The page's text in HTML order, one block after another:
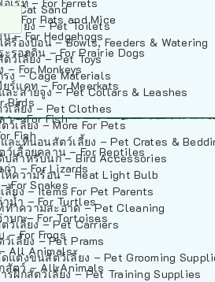
– Cat Sand
ว์เลี้ยง – Pet Toilets
ครื่องป้อน – Bowls, Feeders & Watering
ว์เลี้ยง – Pet Toys
ง – Cage Materials
และสายจูง – Pet Collars & Leashes
เลี้ยง – Pet Clothes
ว์เลี้ยง – More For Pets
ละที่นอนสัตว์เลี้ยง – Pet Crates &
บสำหรับนก – Bird Accessories
ห้ความร้อน – Heat Light Bulb
ลี้ยง – Items For Pet Parents
ำความสะอาด – Pet Cleaning
ว์เลี้ยง – Pet Carriers
เลี้ยง – Pet Prams
แต่งขนสัตว์เลี้ยง – Pet Grooming
รฝึกสัตว์เลี้ยง – Pet Training Supplies
– For Rats and Mice
– For Hedgehogs
ะรอกดิน – For Prairie Dogs
– For Monkeys
ร์แคท – For Meerkats
Birds
า – For Fish
Fish
ว์เลื้อยคลาน – For Reptiles
า – For Lizards
For Snakes
าน้ำ – For Turtles
าบก – For Tortoises
– For Frogs
All Animals
สัตว์ – All Animals